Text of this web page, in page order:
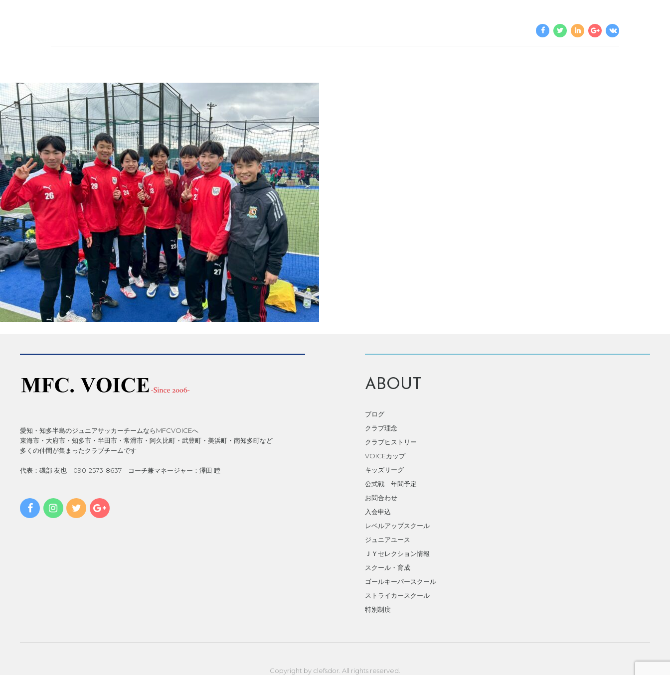
愛知・知多半島のジュニアサッカーチームならMFCVOICEへ
東海市・大府市・知多市・半田市・常滑市・阿久比町・武豊町・美浜町・南知多町など
多くの仲間が集まったクラブチームです
代表：磯部 友也 090-2573-8637 コーチ兼マネージャー：澤田 睦
ABOUT
ブログ
クラブ理念
クラブヒストリー
VOICEカップ
キッズリーグ
公式戦 年間予定
お問合わせ
入会申込
レベルアップスクール
ジュニアユース
ＪＹセレクション情報
スクール・育成
ゴールキーパースクール
ストライカースクール
特別制度
Copyright by clefsdor. All rights reserved.